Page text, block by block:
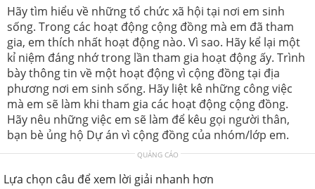
Hãy tìm hiểu về những tổ chức xã hội tại nơi em sinh
sống. Trong các hoạt động cộng đồng mà em đã tham
gia, em thích nhất hoạt động nào. Vì sao. Hãy kể lại một
kỉ niệm đáng nhớ trong lần tham gia hoạt động ấy. Trình
bày thông tin về một hoạt động vì cộng đồng tại địa
phương nơi em sinh sống. Hãy liệt kê những công việc
mà em sẽ làm khi tham gia các hoạt động cộng đồng.
Hãy nêu những việc em sẽ làm để kêu gọi người thân,
bạn bè ủng hộ Dự án vì cộng đồng của nhóm/lớp em.
QUẢNG CÁO
Lựa chọn câu để xem lời giải nhanh hơn